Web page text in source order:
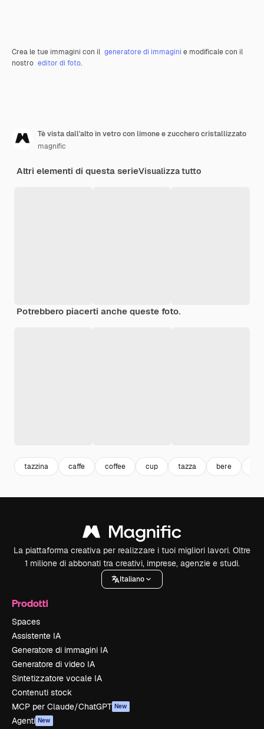
Crea le tue immagini con il generatore di immagini e modificale con il
nostro editor di foto.
Tè vista dall'alto in vetro con limone e zucchero cristallizzato
magnific
Altri elementi di questa serieVisualizza tutto
Potrebbero piacerti anche queste foto.
tazzina caffe coffee cup tazza bere
La piattaforma creativa per realizzare i tuoi migliori lavori. Oltre
1 milione di abbonati tra creativi, imprese, agenzie e studi.
Italiano
Prodotti
Spaces
Assistente IA
Generatore di immagini IA
Generatore di video IA
Sintetizzatore vocale IA
Contenuti stock
MCP per Claude/ChatGPT New
Agenti New